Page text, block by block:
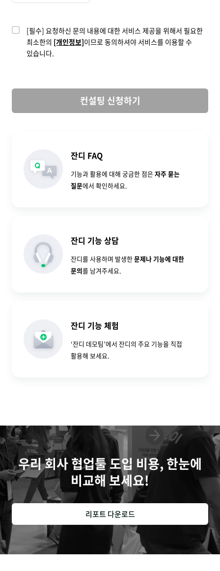
[필수] 요청하신 문의 내용에 대한 서비스 제공을 위해서 필요한
최소한의 [개인정보]이므로 동의하셔야 서비스를 이용할 수
있습니다.
컨설팅 신청하기
잔디 FAQ
기능과 활용에 대해 궁금한 점은 자주 묻는
질문에서 확인하세요.
잔디 기능 상담
잔디를 사용하며 발생한문제나 기능에 대한
문의를 남겨주세요.
잔디 기능 체험
‘잔디 데모팀’에서 잔디의 주요 기능을 직접
활용해 보세요.
우리 회사 협업툴 도입 비용, 한눈에
비교해 보세요!
리포트 다운로드